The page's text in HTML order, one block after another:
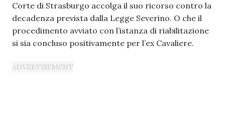
Corte di Strasburgo accolga il suo ricorso contro la
decadenza prevista dalla Legge Severino. O che il
procedimento avviato con l’istanza di riabilitazione
si sia concluso positivamente per l’ex Cavaliere.